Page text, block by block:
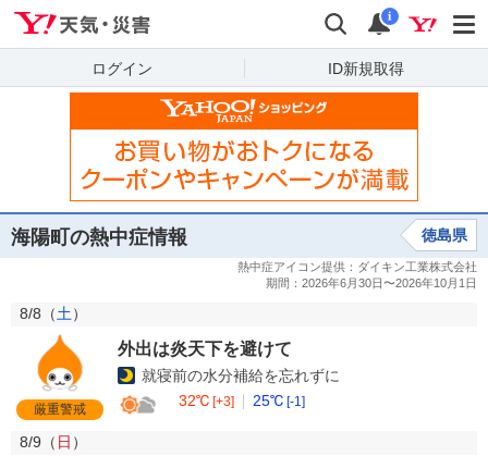
検索 通知
i
ログイン ID新規取得
海陽町の熱中症情報 徳島県
8/8（土）
厳重警戒
外出は炎天下を避けて
就寝前の水分補給を忘れずに
32℃ [+3] 25℃ [-1]
8/9（ 日 ）